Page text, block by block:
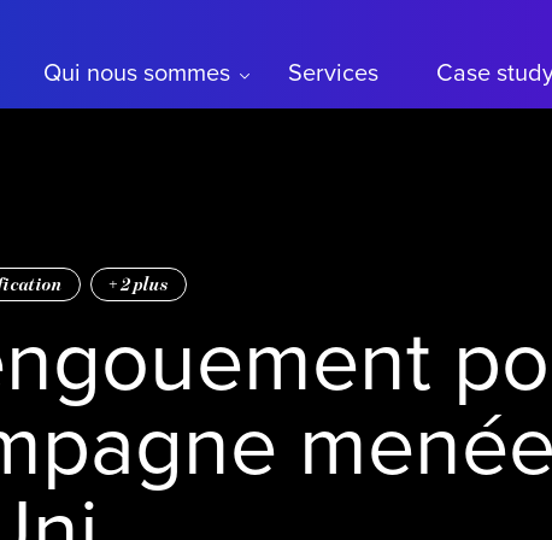
Qui nous sommes Services Case
+2plus